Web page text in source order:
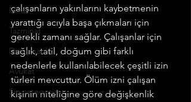
Miras
Tazminat
Danışmanlık
Avukat
Sin categorizar
çalışanların yakınlarını kaybetmenin
yarattığı acıyla başa çıkmaları için
gerekli zamanı sağlar. Çalışanlar için
sağlık, tatil, doğum gibi farklı
nedenlerle kullanılabilecek çeşitli izin
türleri mevcuttur. Ölüm izni çalışan
kişinin niteliğine göre değişkenlik